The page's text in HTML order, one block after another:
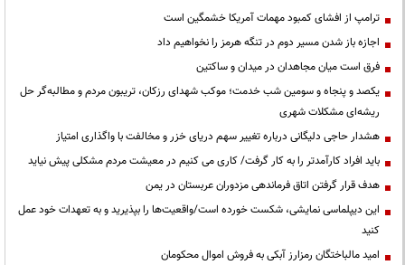
ترامپ از افشای کمبود مهمات آمریکا خشمگین است
اجازه باز شدن مسیر دوم در تنگه هرمز را نخواهیم داد
فرق است میان مجاهدان در میدان و ساکتین
یکصد و پنجاه و سومین شب خدمت؛ موکب شهدای رزکان، تریبون مردم و مطالبه‌گر حل
ریشه‌ای مشکلات شهری
هشدار حاجی دلیگانی درباره تغییر سهم دریای خزر و مخالفت با واگذاری امتیاز
باید افراد کارآمدتر را به کار گرفت/ کاری می کنیم در معیشت مردم مشکلی پیش نیاید
هدف قرار گرفتن اتاق‌ فرماندهی مزدوران عربستان در یمن
این دیپلماسی نمایشی، شکست خورده است/واقعیت‌ها را بپذیرید و به تعهدات خود عمل
کنید
امید مالباختگان رمزارز آبکی به فروش اموال محکومان